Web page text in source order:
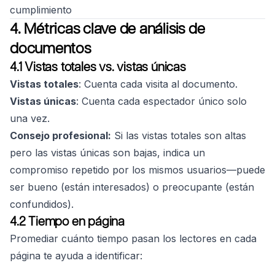
cumplimiento
4. Métricas clave de análisis de
documentos
4.1 Vistas totales vs. vistas únicas
Vistas totales: Cuenta cada visita al documento.
Vistas únicas: Cuenta cada espectador único solo
una vez.
Consejo profesional: Si las vistas totales son altas
pero las vistas únicas son bajas, indica un
compromiso repetido por los mismos usuarios—puede
ser bueno (están interesados) o preocupante (están
confundidos).
4.2 Tiempo en página
Promediar cuánto tiempo pasan los lectores en cada
página te ayuda a identificar: